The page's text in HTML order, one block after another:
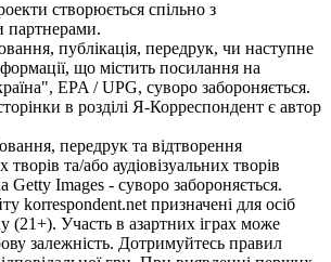
створюється спільно з
партнерами.
публікація, передрук, чи наступне
що містить посилання на
EPA / UPG, суворо забороняється.
в розділі Я-Корреспондент є автор
передрук та відтворення
творів та/або аудіовізуальних творів
Getty Images - суворо забороняється.
korrespondent.net призначені для осіб
(21+). Участь в азартних іграх може
залежність. Дотримуйтесь правил